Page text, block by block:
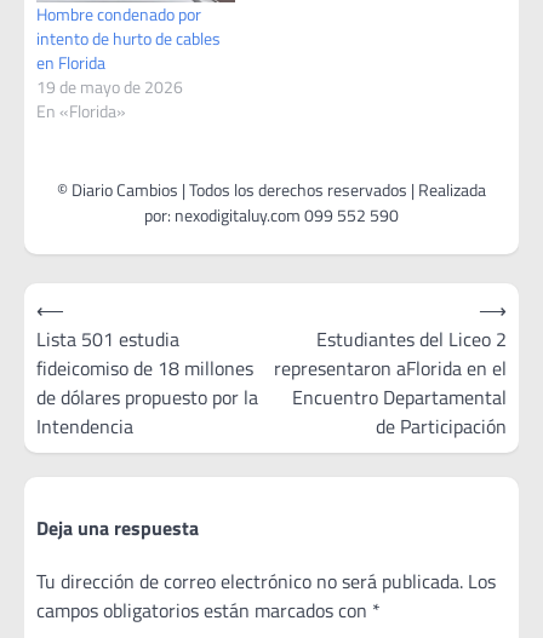
Hombre condenado por
intento de hurto de cables
en Florida
19 de mayo de 2026
En «Florida»
Navegación
de
entradas
⟵
Lista 501 estudia
fideicomiso de 18 millones
de dólares propuesto por la
Intendencia
Estudiantes del Liceo 2
representaron aFlorida en el
Encuentro Departamental
de Participación
⟶
Deja una respuesta
Tu dirección de correo electrónico no será publicada. Los
campos obligatorios están marcados con *